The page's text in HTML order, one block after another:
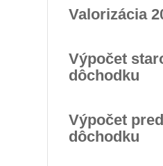
Valorizácia
Výpočet
dôchodku
Výpočet
dôchodku